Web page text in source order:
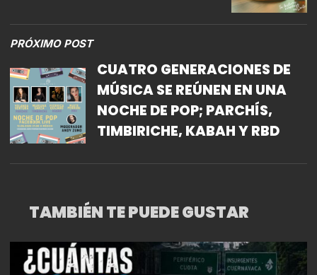
PRÓXIMO POST
CUATRO GENERACIONES DE
MÚSICA SE REÚNEN EN UNA
NOCHE DE POP; PARCHÍS,
TIMBIRICHE, KABAH Y RBD
TAMBIÉN TE PUEDE GUSTAR